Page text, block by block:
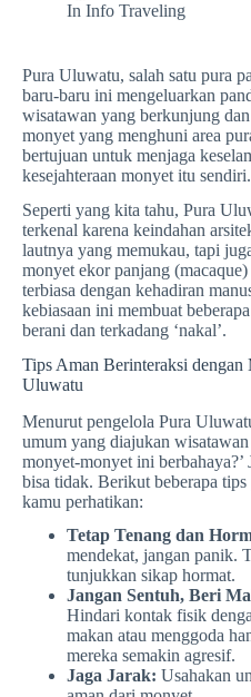
In Info Traveling
Pura Uluwatu, salah satu pura
baru-baru ini mengeluarkan
wisatawan yang berkunjung
monyet yang menghuni area
bertujuan untuk menjaga
kesejahteraan monyet itu sendiri.
Seperti yang kita tahu, Pura
terkenal karena keindahan
lautnya yang memukau, tapi
monyet ekor panjang
terbiasa dengan kehadiran
kebiasaan ini membuat
berani dan terkadang ‘nakal’.
Tips Aman Berinteraksi dengan
Uluwatu
Menurut pengelola Pura
umum yang diajukan wisatawan
monyet-monyet ini berbahaya?’
bisa tidak. Berikut beberapa
kamu perhatikan:
Tetap Tenang dan
mendekat, jangan panik.
tunjukkan sikap hormat.
Jangan Sentuh, Beri
Hindari kontak fisik
makan atau menggoda
mereka semakin agresif.
Jaga Jarak: Usahakan